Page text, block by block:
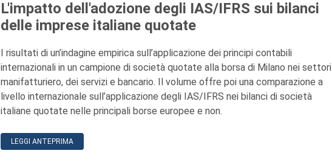
L'impatto dell'adozione degli IAS/IFRS sui bilanci
delle imprese italiane quotate
I risultati di un’indagine empirica sull’applicazione dei principi contabili
internazionali in un campione di società quotate alla borsa di Milano nei settori
manifatturiero, dei servizi e bancario. Il volume offre poi una comparazione a
livello internazionale sull’applicazione degli IAS/IFRS nei bilanci di società
italiane quotate nelle principali borse europee e non.
LEGGI ANTEPRIMA